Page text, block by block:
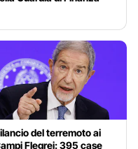
del terremoto ai
Flegrei: 395 case